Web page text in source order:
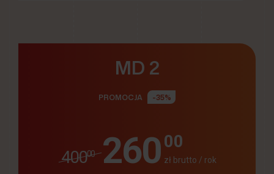
MD 2
PROMOCJA -35%
40000 26000
zł brutto / rok